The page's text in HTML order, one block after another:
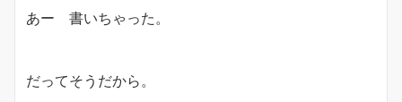
あー 書いちゃった。
だってそうだから。